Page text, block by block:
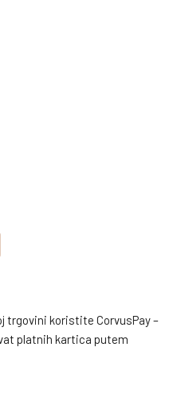
trgovini koristite CorvusPay –
platnih kartica putem